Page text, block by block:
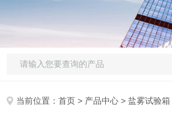
当前位置：首页 > 产品中心 >盐雾试验箱